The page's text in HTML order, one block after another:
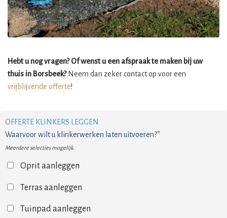
Hebt u nog vragen? Of wenst u een afspraak te maken bij uw
thuis in Borsbeek?Neem dan zeker contact op voor een
vrijblijvende offerte!
OFFERTE KLINKERS LEGGEN
Waarvoor wilt u klinkerwerken laten uitvoeren?*
Meerdere selecties mogelijk.
Oprit aanleggen
Terras aanleggen
Tuinpad aanleggen